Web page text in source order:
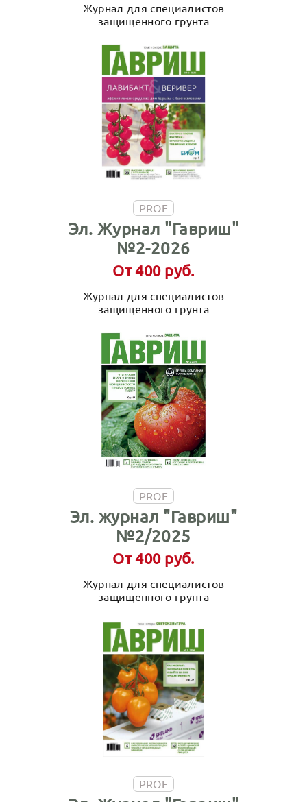
Журнал для специалистов
защищенного грунта
PROF
Эл. Журнал "Гавриш"
№2-2026
От 400 руб.
Журнал для специалистов
защищенного грунта
PROF
Эл. журнал "Гавриш"
№2/2025
От 400 руб.
Журнал для специалистов
защищенного грунта
PROF